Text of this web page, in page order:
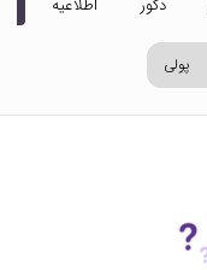
دکور اطلاعیه
پولی